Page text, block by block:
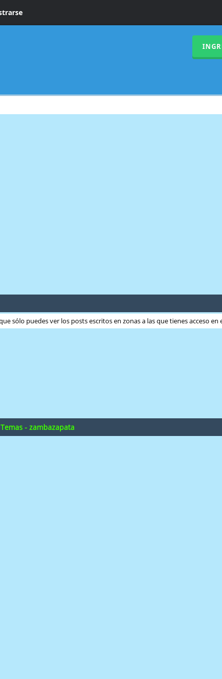
sólo puedes ver los posts escritos en zonas a las que tienes acceso
Temas - zambazapata